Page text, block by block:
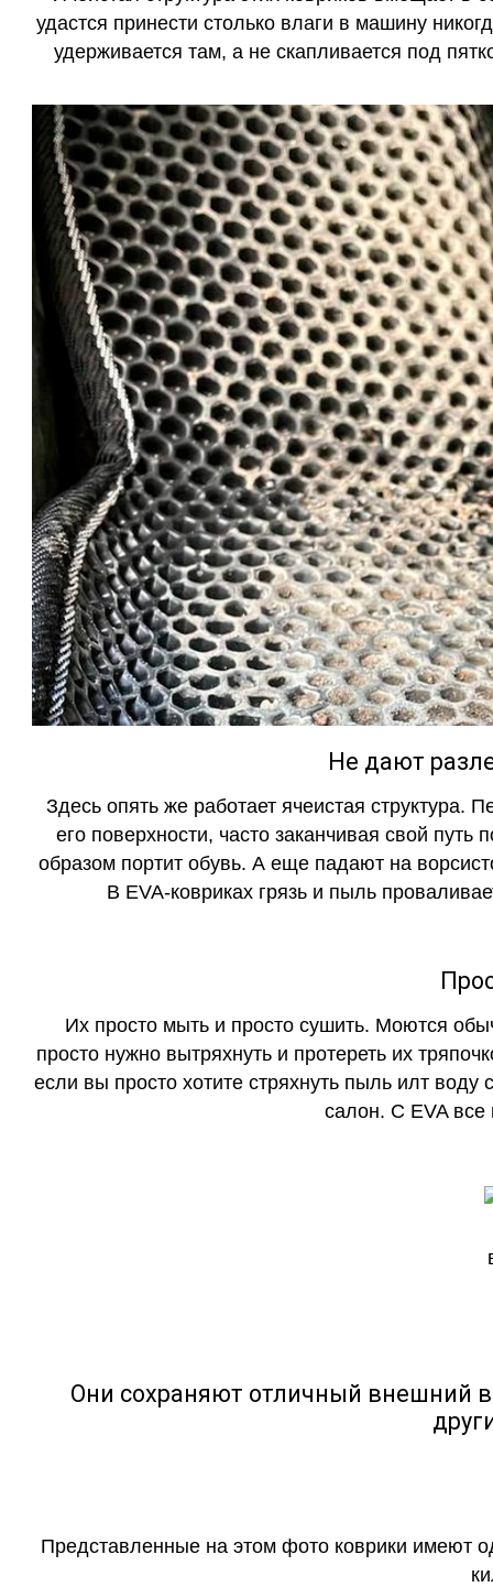
удастся принести столько влаги в машину
удерживается там, а не скапливается под
Не дают
Здесь опять же работает ячеистая структура.
его поверхности, часто заканчивая свой
образом портит обувь. А еще падают на
В EVA-ковриках грязь и пыль
Их просто мыть и просто сушить. Моются
просто нужно вытряхнуть и протереть их
если вы просто хотите стряхнуть пыль илт воду
салон. С EVA все
Они сохраняют отличный внешний
Представленные на этом фото коврики имеют